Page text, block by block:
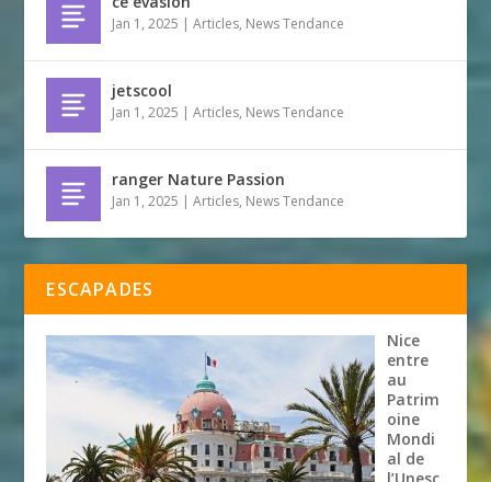
Jan 1, 2025 |Articles, News Tendance
jetscool
Jan 1, 2025 |Articles, News Tendance
ranger Nature Passion
Jan 1, 2025 |Articles, News Tendance
ESCAPADES
Nice
entre
au
Patrim
oine
Mondi
al de
l’Unesc